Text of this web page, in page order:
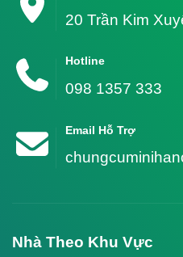
20 Trần Kim
Hotline
098 1357 333
Email Hỗ Trợ
Nhà Theo Khu Vực